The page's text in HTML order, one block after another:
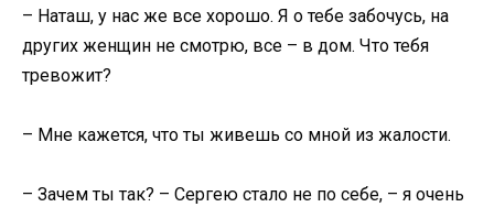
– Наташ, у нас же все хорошо. Я о тебе забочусь, на
других женщин не смотрю, все – в дом. Что тебя
тревожит?
– Мне кажется, что ты живешь со мной из жалости.
– Зачем ты так? – Сергею стало не по себе, – я очень